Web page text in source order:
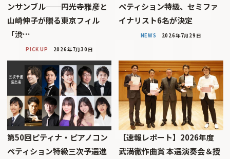
ンサンブル──円光寺雅彦と
山崎伸子が贈る東京フィル
「渋…
PICK UP 2026年7月30日
ペティション特級、セミファ
イナリスト6名が決定
NEWS 2026年7月29日
第50回ピティナ・ピアノコン
ペティション特級三次予選進
【速報レポート】2026年度
武満徹作曲賞 本選演奏会＆授